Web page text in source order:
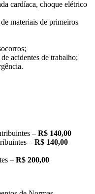
cardíaca, choque elétrico
materiais de primeiros
acidentes de trabalho;
– R$ 140,00
– R$ 140,00
– R$ 200,00